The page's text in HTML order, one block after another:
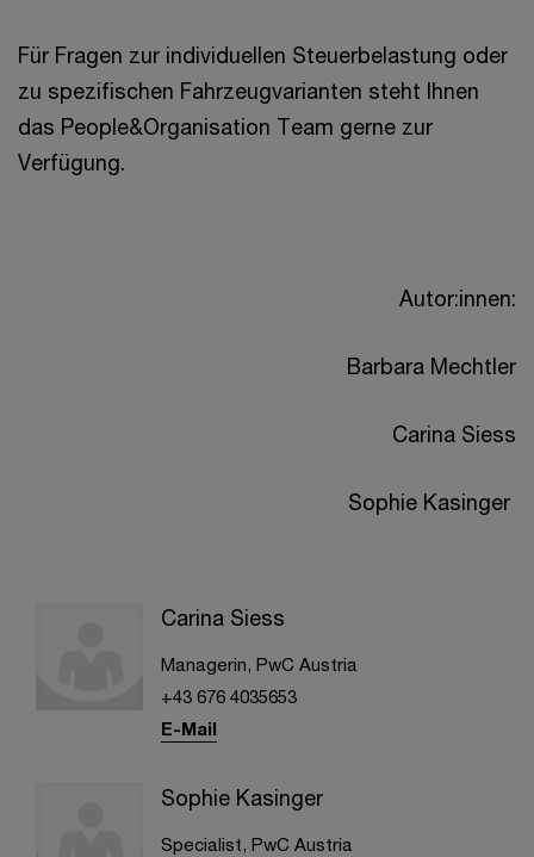
Für Fragen zur individuellen Steuerbelastung oder
zu spezifischen Fahrzeugvarianten steht Ihnen
das People&Organisation Team gerne zur
Verfügung.
Autor:innen:
Barbara Mechtler
Carina Siess
Sophie Kasinger
Carina Siess
Managerin, PwC Austria
+43 676 4035653
E-Mail
Sophie Kasinger
Specialist, PwC Austria